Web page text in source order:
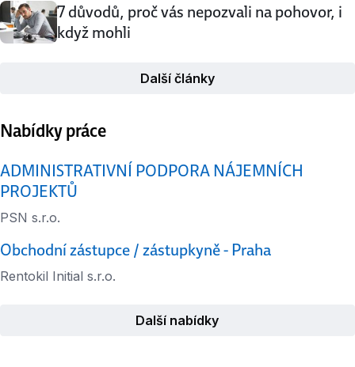
7 důvodů, proč vás nepozvali na pohovor, i
když mohli
Další články
Nabídky práce
ADMINISTRATIVNÍ PODPORA NÁJEMNÍCH
PROJEKTŮ
PSN s.r.o.
Obchodní zástupce / zástupkyně - Praha
Rentokil Initial s.r.o.
Další nabídky